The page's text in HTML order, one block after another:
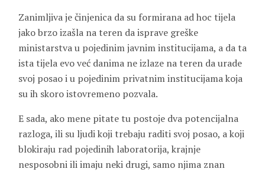
Zanimljiva je činjenica da su formirana ad hoc tijela
jako brzo izašla na teren da isprave greške
ministarstva u pojedinim javnim institucijama, a da ta
ista tijela evo već danima ne izlaze na teren da urade
svoj posao i u pojedinim privatnim institucijama koja
su ih skoro istovremeno pozvala.
E sada, ako mene pitate tu postoje dva potencijalna
razloga, ili su ljudi koji trebaju raditi svoj posao, a koji
blokiraju rad pojedinih laboratorija, krajnje
nesposobni ili imaju neki drugi, samo njima znan